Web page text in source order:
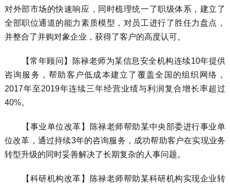
对外部市场的快速响应，同时梳理统一了职级体系，建立了
全部职位通道的能力素质模型，对员工进行了胜任力盘点，
并整合了并购对象企业，获得了客户的高度认可。
【常年顾问】陈禄老师为某信息安全机构连续10年提供
咨询服务，帮助客户低成本建立了覆盖全国的组织网络，
2017年至2019年连续三年经营业绩与利润复合增长率超过
40%。
【事业单位改革】陈禄老师帮助某中央部委进行事业单
位改革，通过持续3年的咨询服务，成功帮助客户在实现业务
转型升级的同时妥善解决了长期复杂的人事问题。
【科研机构改革】陈禄老师帮助某科研机构实现企业转